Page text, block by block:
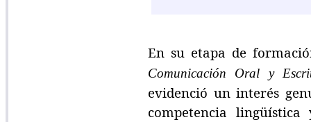
En su etapa de
Comunicación Oral y
evidenció un interés
competencia lingüística